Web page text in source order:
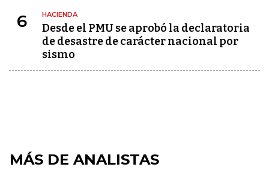
6 HACIENDA
Desde el PMU se aprobó la declaratoria
de desastre de carácter nacional por
sismo
MÁS DE ANALISTAS